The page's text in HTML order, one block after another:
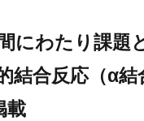
にわたり課題
結合反応（α
載